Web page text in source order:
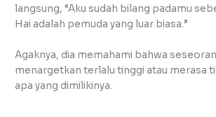
langsung, “Aku sudah bilang padamu
Hai adalah pemuda yang luar biasa.”
Agaknya, dia memahami bahwa
menargetkan terlalu tinggi atau merasa
apa yang dimilikinya.